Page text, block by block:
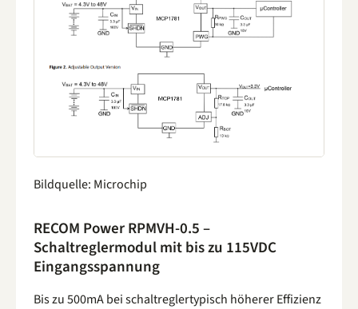
Bildquelle: Microchip
RECOM Power RPMVH-0.5 –
Schaltreglermodul mit bis zu 115VDC
Eingangsspannung
Bis zu 500mA bei schaltreglertypisch höherer Effizienz